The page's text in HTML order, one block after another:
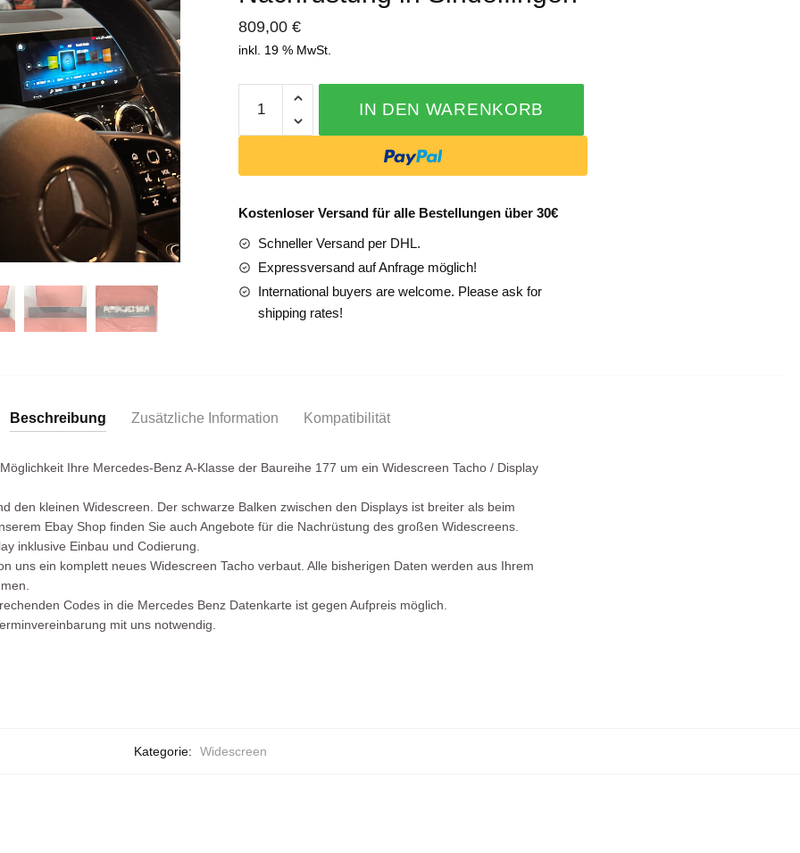
809,00€
inkl. 19 % MwSt.
Mercedes
Klasse
klein
Nachrüstung
in
Sindelfingen
Menge
IN DEN WARENKORB
Kostenloser Versand für alle Bestellungen über 30€
Schneller Versand per DHL.
Expressversand auf Anfrage möglich!
International buyers are welcome. Please ask for
shipping rates!
Beschreibung Zusätzliche Information Kompatibilität
Ihre Mercedes-Benz A-Klasse der Baureihe 177 um ein Widescreen Tacho / Display
den kleinen Widescreen. Der schwarze Balken zwischen den Displays ist breiter als beim
Ebay Shop finden Sie auch Angebote für die Nachrüstung des großen Widescreens.
inklusive Einbau und Codierung.
uns ein komplett neues Widescreen Tacho verbaut. Alle bisherigen Daten werden aus Ihrem
Codes in die Mercedes Benz Datenkarte ist gegen Aufpreis möglich.
mit uns notwendig.
Kategorie: Widescreen